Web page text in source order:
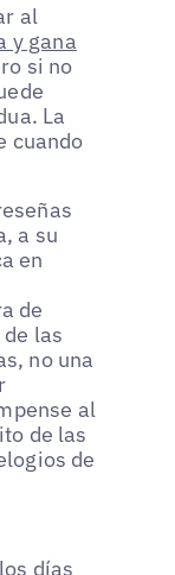
al
y gana
si no
La
cuando
a su
en
de
las
no una
al
de las
de
días